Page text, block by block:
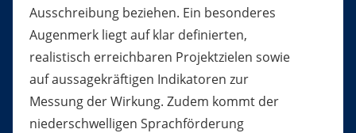
Ausschreibung beziehen. Ein besonderes
Augenmerk liegt auf klar definierten,
realistisch erreichbaren Projektzielen sowie
auf aussagekräftigen Indikatoren zur
Messung der Wirkung. Zudem kommt der
niederschwelligen Sprachförderung